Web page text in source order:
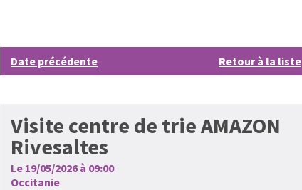
Date précédente Retour à la liste
Visite centre de trie AMAZON
Rivesaltes
Le 19/05/2026 à 09:00
Occitanie